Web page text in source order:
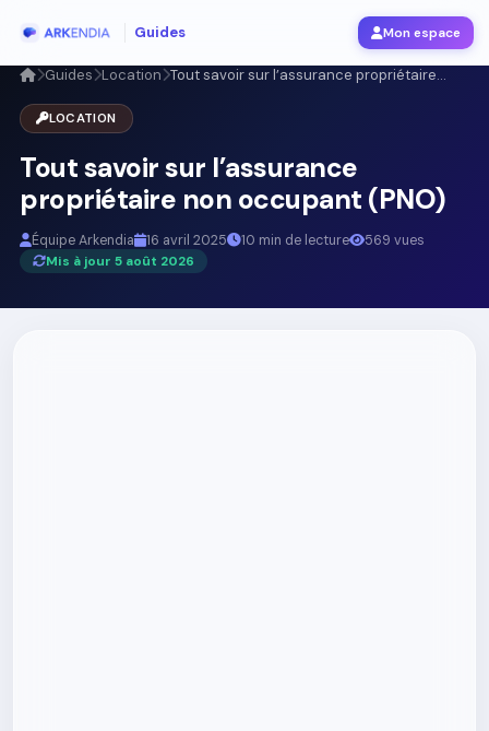
Guides Mon espace
Guides Location Tout savoir sur l’assurance propriétaire...
LOCATION
Tout savoir sur l’assurance
propriétaire non occupant (PNO)
Équipe Arkendia 16 avril 2025 10 min de lecture
569 vues
Mis à jour 5 août 2026